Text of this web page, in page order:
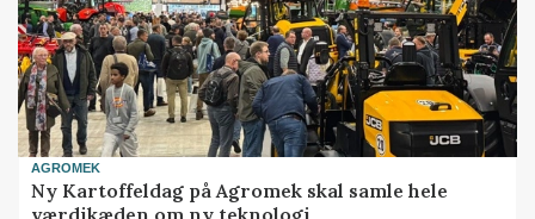
AGROMEK
Ny Kartoffeldag på Agromek skal samle hele
værdikæden om ny teknologi